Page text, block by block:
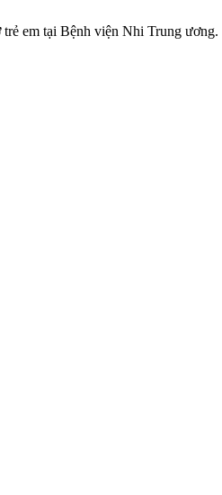
em tại Bệnh viện Nhi Trung ương.